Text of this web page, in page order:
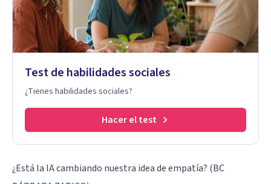
Test de habilidades sociales
¿Tienes habilidades sociales?
Hacer el test
¿Está la IA cambiando nuestra idea de empatía? (BC